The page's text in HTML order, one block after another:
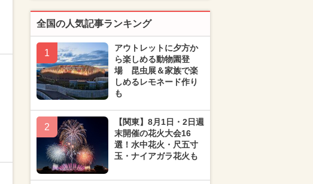
全国の人気記事ランキング
1
アウトレットに夕方か
ら楽しめる動物園登
場 昆虫展＆家族で楽
しめるレモネード作り
も
2
【関東】8月1日・2日週
末開催の花火大会16
選！水中花火・尺五寸
玉・ナイアガラ花火も